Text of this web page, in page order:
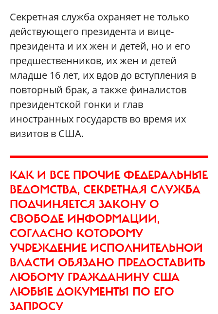
Секретная служба охраняет не только
действующего президента и вице-
президента и их жен и детей, но и его
предшественников, их жен и детей
младше 16 лет, их вдов до вступления в
повторный брак, а также финалистов
президентской гонки и глав
иностранных государств во время их
визитов в США.
КАК И ВСЕ ПРОЧИЕ ФЕДЕРАЛЬНЫЕ
ВЕДОМСТВА, СЕКРЕТНАЯ СЛУЖБА
ПОДЧИНЯЕТСЯ ЗАКОНУ О
СВОБОДЕ ИНФОРМАЦИИ,
СОГЛАСНО КОТОРОМУ
УЧРЕЖДЕНИЕ ИСПОЛНИТЕЛЬНОЙ
ВЛАСТИ ОБЯЗАНО ПРЕДОСТАВИТЬ
ЛЮБОМУ ГРАЖДАНИНУ США
ЛЮБЫЕ ДОКУМЕНТЫ ПО ЕГО
ЗАПРОСУ